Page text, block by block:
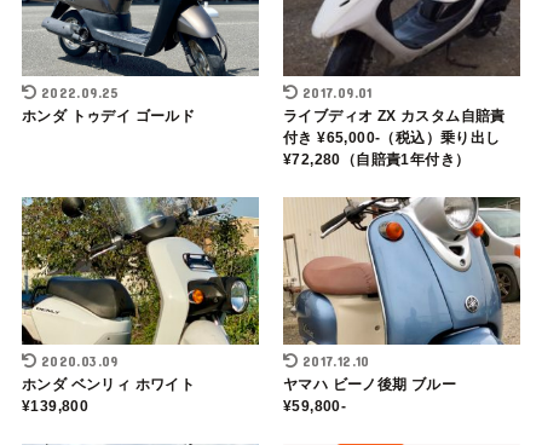
2022.09.25
ホンダ トゥデイ ゴールド
2017.09.01
ライブディオ ZX カスタム自賠責
付き ¥65,000-（税込）乗り出し
¥72,280（自賠責1年付き）
2020.03.09
ホンダ ベンリィ ホワイト
¥139,800
2017.12.10
ヤマハ ビーノ後期 ブルー
¥59,800-